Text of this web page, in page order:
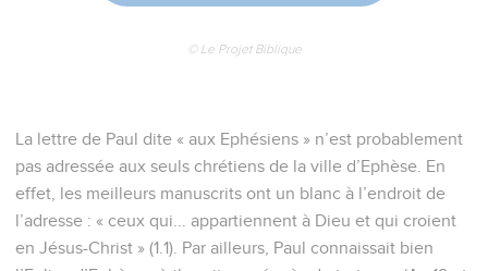
© Le Projet Biblique
La lettre de Paul dite « aux Ephésiens » n’est probablement
pas adressée aux seuls chrétiens de la ville d’Ephèse. En
effet, les meilleurs manuscrits ont un blanc à l’endroit de
l’adresse : « ceux qui... appartiennent à Dieu et qui croient
en Jésus-Christ » (1.1). Par ailleurs, Paul connaissait bien